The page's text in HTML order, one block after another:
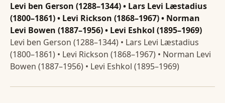
Levi ben Gerson (1288–1344) • Lars Levi Læstadius
(1800–1861) • Levi Rickson (1868–1967) • Norman
Levi Bowen (1887–1956) • Levi Eshkol (1895–1969)
Levi ben Gerson (1288–1344) • Lars Levi Læstadius
(1800–1861) • Levi Rickson (1868–1967) • Norman Levi
Bowen (1887–1956) • Levi Eshkol (1895–1969)